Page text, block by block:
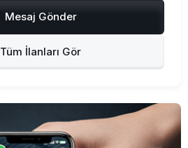
Mesaj Gönder
Tüm İlanları Gör